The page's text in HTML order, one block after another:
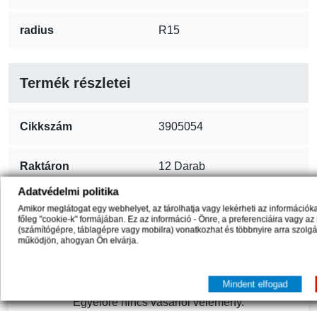
radius R15
Termék részletei
Cikkszám 3905054
Raktáron 12 Darab
ean13 5051129431560
Egyelőre nincs vásárlói vélemény.
Adatvédelmi politika
Amikor meglátogat egy webhelyet, az tárolhatja vagy lekérheti az
főleg "cookie-k" formájában. Ez az információ - Önre, a preferenciáira vagy
(számítógépre, táblagépre vagy mobilra) vonatkozhat és többnyire arra
működjön, ahogyan Ön elvárja.
Mindent elfogad